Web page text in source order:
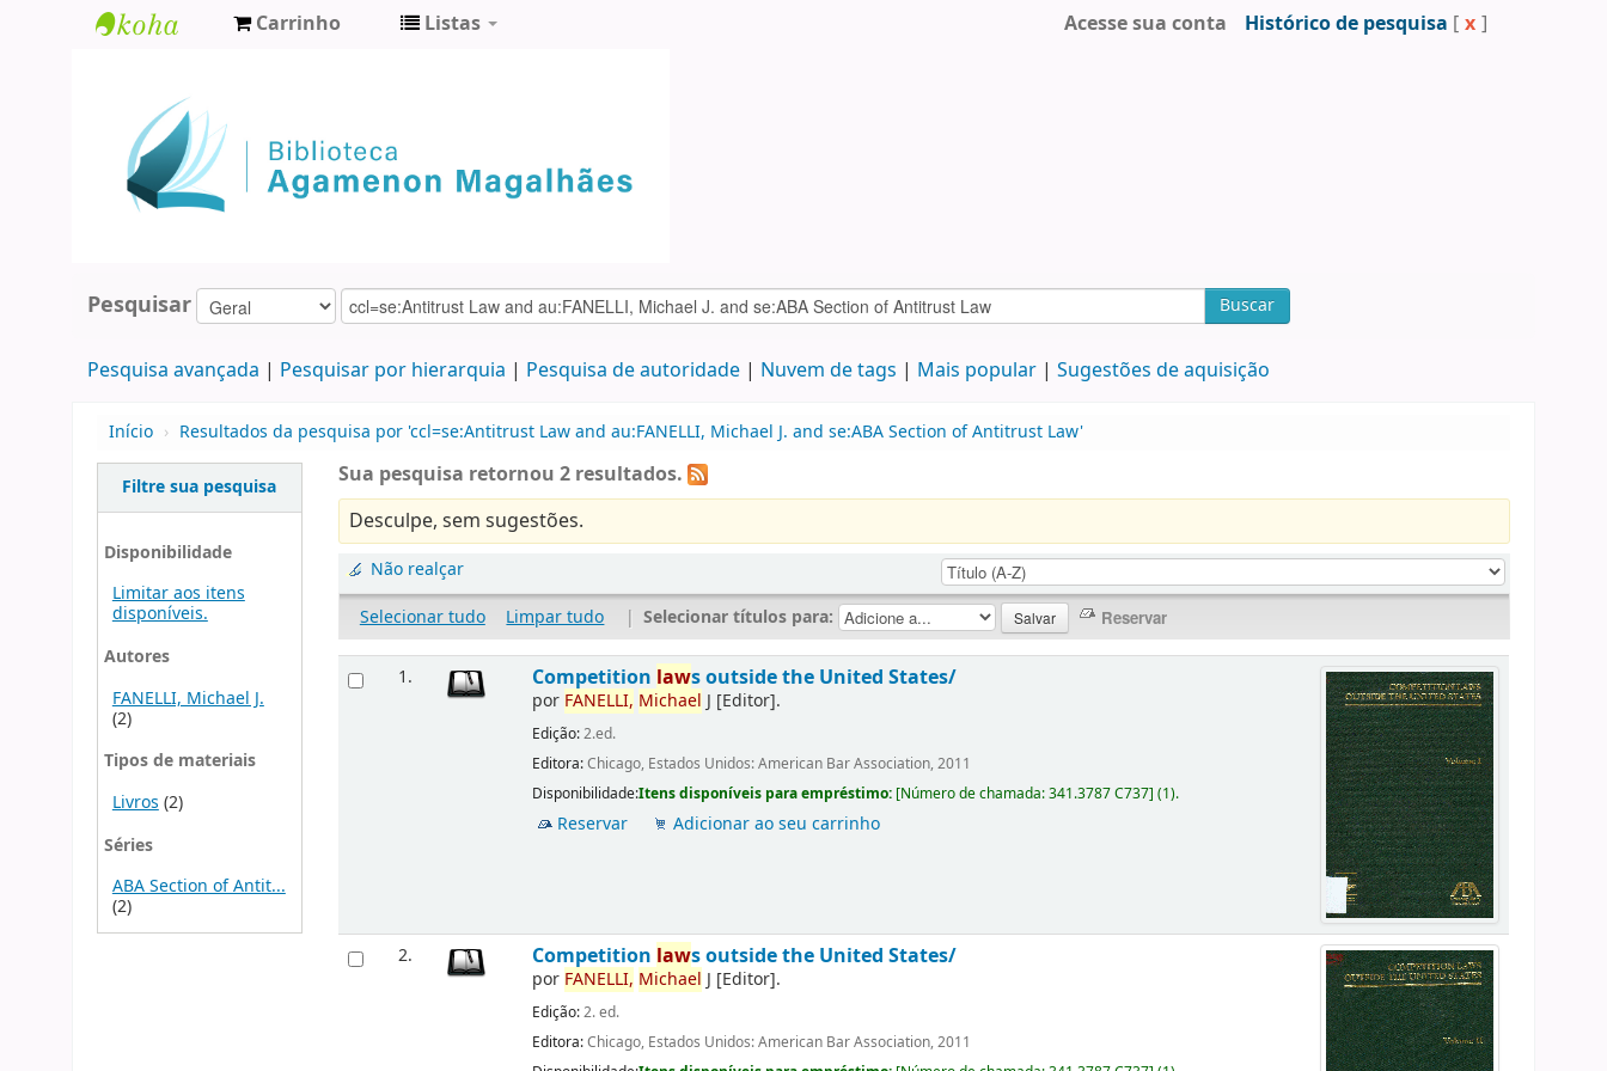
Agamenon
Magalhães
Carrinho Listas Acesse sua conta Histórico de pesquisa [ x ]
Pesquisar Buscar
Pesquisa avançada Pesquisar por hierarquia Pesquisa de autoridade Nuvem de tags Mais popular Sugestões de aquisição
Início › Resultados da pesquisa por 'ccl=se:Antitrust Law and au:FANELLI, Michael J. and se:ABA Section of Antitrust Law'
Filtre sua pesquisa
Disponibilidade
Limitar aos itens
disponíveis.
Autores
FANELLI, Michael J.
(2)
Tipos de materiais
Livros (2)
Séries
ABA Section of Antit...
(2)
Sua pesquisa retornou 2 resultados.
Desculpe, sem sugestões.
Não realçar
Selecionar tudo
Limpar tudo | Selecionar títulos para:
1. Competition laws outside the United States/
por FANELLI, Michael J [Editor].
Edição:2.ed.
Editora:Chicago, Estados Unidos: American Bar Association, 2011
Disponibilidade:Itens disponíveis para empréstimo: [Número de chamada:341.3787 C737](1).
Reservar Adicionar ao seu carrinho
2. Competition laws outside the United States/
por FANELLI, Michael J [Editor].
Edição:2. ed.
Editora:Chicago, Estados Unidos: American Bar Association, 2011